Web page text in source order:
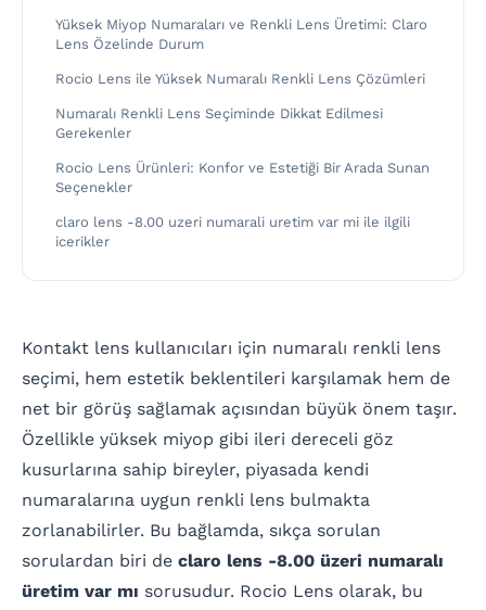
Yüksek Miyop Numaraları ve Renkli Lens Üretimi: Claro
Lens Özelinde Durum
Rocio Lens ile Yüksek Numaralı Renkli Lens Çözümleri
Numaralı Renkli Lens Seçiminde Dikkat Edilmesi
Gerekenler
Rocio Lens Ürünleri: Konfor ve Estetiği Bir Arada Sunan
Seçenekler
claro lens -8.00 uzeri numarali uretim var mi ile ilgili
icerikler
Kontakt lens kullanıcıları için numaralı renkli lens
seçimi, hem estetik beklentileri karşılamak hem de
net bir görüş sağlamak açısından büyük önem taşır.
Özellikle yüksek miyop gibi ileri dereceli göz
kusurlarına sahip bireyler, piyasada kendi
numaralarına uygun renkli lens bulmakta
zorlanabilirler. Bu bağlamda, sıkça sorulan
sorulardan biri de claro lens -8.00 üzeri numaralı
üretim var mı sorusudur. Rocio Lens olarak, bu